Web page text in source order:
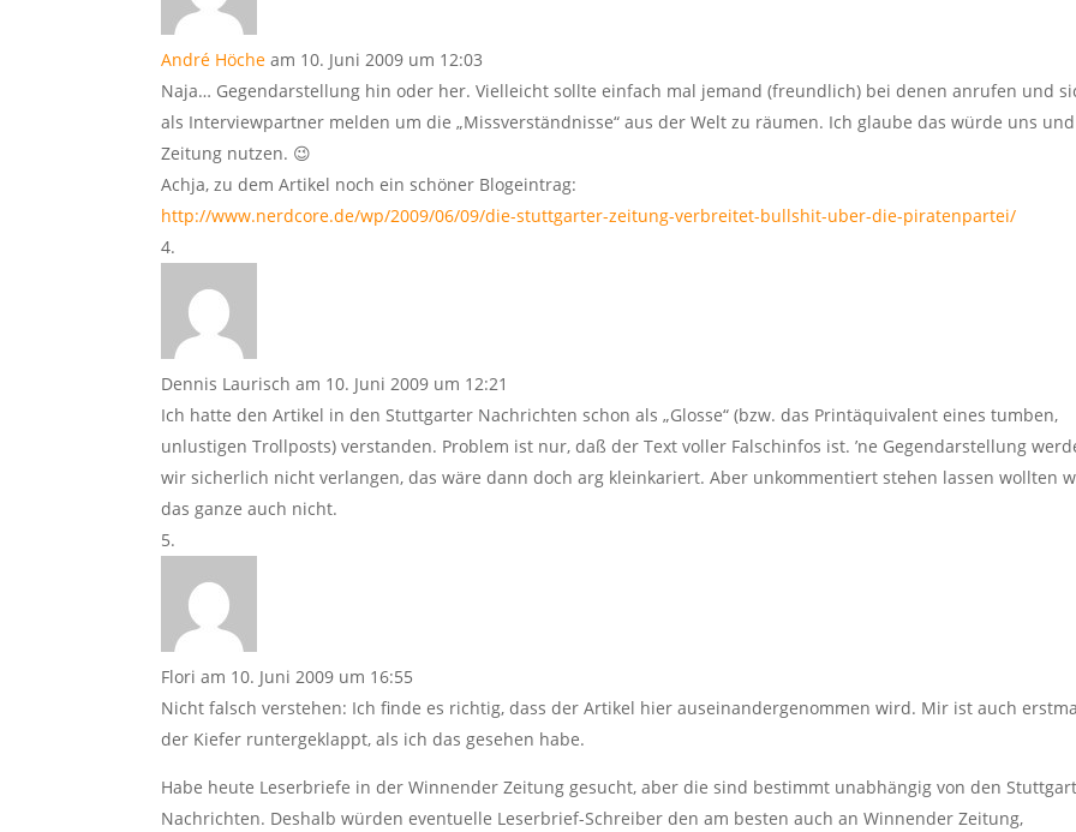
André Höche am 10. Juni 2009 um 12:03
Naja… Gegendarstellung hin oder her. Vielleicht sollte einfach mal jemand (freundlich) bei denen anrufen und
als Interviewpartner melden um die „Missverständnisse“ aus der Welt zu räumen. Ich glaube das würde uns
Zeitung nutzen. 😉
Achja, zu dem Artikel noch ein schöner Blogeintrag:
http://www.nerdcore.de/wp/2009/06/09/die-stuttgarter-zeitung-verbreitet-bullshit-uber-die-piratenpartei/
Dennis Laurisch am 10. Juni 2009 um 12:21
Ich hatte den Artikel in den Stuttgarter Nachrichten schon als „Glosse“ (bzw. das Printäquivalent eines tumben,
unlustigen Trollposts) verstanden. Problem ist nur, daß der Text voller Falschinfos ist. ’ne Gegendarstellung
wir sicherlich nicht verlangen, das wäre dann doch arg kleinkariert. Aber unkommentiert stehen lassen wollten
das ganze auch nicht.
Flori am 10. Juni 2009 um 16:55
Nicht falsch verstehen: Ich finde es richtig, dass der Artikel hier auseinandergenommen wird. Mir ist auch
der Kiefer runtergeklappt, als ich das gesehen habe.
Habe heute Leserbriefe in der Winnender Zeitung gesucht, aber die sind bestimmt unabhängig von den
Nachrichten. Deshalb würden eventuelle Leserbrief-Schreiber den am besten auch an Winnender Zeitung,